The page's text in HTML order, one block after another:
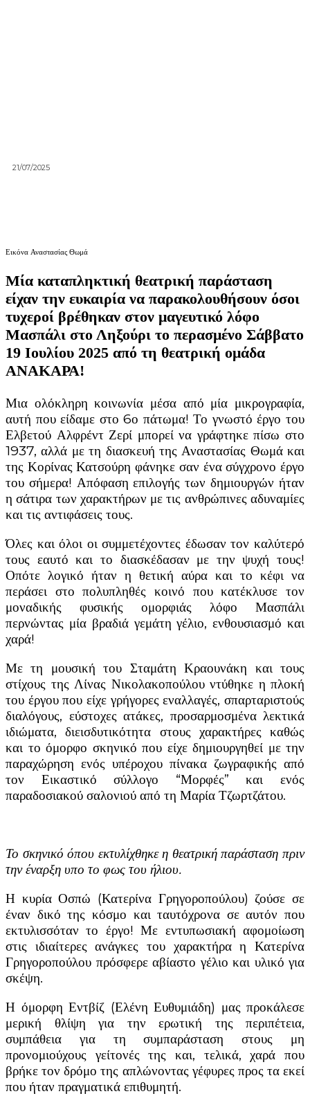
21/07/2025
Εικόνα Αναστασίας Θωμά
Μία καταπληκτική θεατρική παράσταση
είχαν την ευκαιρία να παρακολουθήσουν όσοι
τυχεροί βρέθηκαν στον μαγευτικό λόφο
Μασπάλι στο Ληξούρι το περασμένο Σάββατο
19 Ιουλίου 2025 από τη θεατρική ομάδα
ΑΝΑΚΑΡΑ!
Μια ολόκληρη κοινωνία μέσα από μία μικρογραφία,
αυτή που είδαμε στο 6ο πάτωμα! Το γνωστό έργο του
Ελβετού Αλφρέντ Ζερί μπορεί να γράφτηκε πίσω στο
1937, αλλά με τη διασκευή της Αναστασίας Θωμά και
της Κορίνας Κατσούρη φάνηκε σαν ένα σύγχρονο έργο
του σήμερα! Απόφαση επιλογής των δημιουργών ήταν
η σάτιρα των χαρακτήρων με τις ανθρώπινες αδυναμίες
και τις αντιφάσεις τους.
Όλες και όλοι οι συμμετέχοντες έδωσαν τον καλύτερό
τους εαυτό και το διασκέδασαν με την ψυχή τους!
Οπότε λογικό ήταν η θετική αύρα και το κέφι να
περάσει στο πολυπληθές κοινό που κατέκλυσε τον
μοναδικής φυσικής ομορφιάς λόφο Μασπάλι
περνώντας μία βραδιά γεμάτη γέλιο, ενθουσιασμό και
χαρά!
Με τη μουσική του Σταμάτη Κραουνάκη και τους
στίχους της Λίνας Νικολακοπούλου ντύθηκε η πλοκή
του έργου που είχε γρήγορες εναλλαγές, σπαρταριστούς
διαλόγους, εύστοχες ατάκες, προσαρμοσμένα λεκτικά
ιδιώματα, διεισδυτικότητα στους χαρακτήρες καθώς
και το όμορφο σκηνικό που είχε δημιουργηθεί με την
παραχώρηση ενός υπέροχου πίνακα ζωγραφικής από
τον Εικαστικό σύλλογο “Μορφές” και ενός
παραδοσιακού σαλονιού από τη Μαρία Τζωρτζάτου.
Το σκηνικό όπου εκτυλίχθηκε η θεατρική παράσταση πριν
την έναρξη υπο το φως του ήλιου.
Η κυρία Οσπώ (Κατερίνα Γρηγοροπούλου) ζούσε σε
έναν δικό της κόσμο και ταυτόχρονα σε αυτόν που
εκτυλισσόταν το έργο! Με εντυπωσιακή αφομοίωση
στις ιδιαίτερες ανάγκες του χαρακτήρα η Κατερίνα
Γρηγοροπούλου πρόσφερε αβίαστο γέλιο και υλικό για
σκέψη.
Η όμορφη Εντβίζ (Ελένη Ευθυμιάδη) μας προκάλεσε
μερική θλίψη για την ερωτική της περιπέτεια,
συμπάθεια για τη συμπαράσταση στους μη
προνομιούχους γείτονές της και, τελικά, χαρά που
βρήκε τον δρόμο της απλώνοντας γέφυρες προς τα εκεί
που ήταν πραγματικά επιθυμητή.